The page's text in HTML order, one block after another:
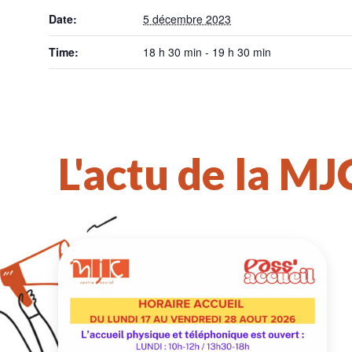
Date: 5 décembre 2023
Time: 18 h 30 min - 19 h 30 min
L'actu de la